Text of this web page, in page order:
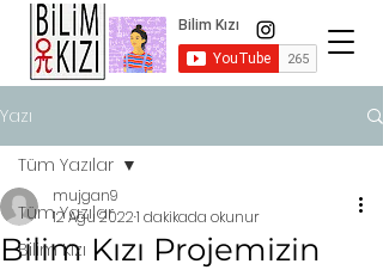
Yazı
Tüm Yazılar
Bilim Kızı
Tüm Yazılar
Bilim Kızı Projemizin
mujgan9
12 Ağu 20221 dakikada okunur